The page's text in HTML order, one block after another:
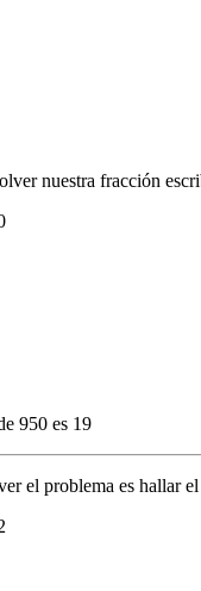
nuestra fracción
950 es 19
el problema es hallar